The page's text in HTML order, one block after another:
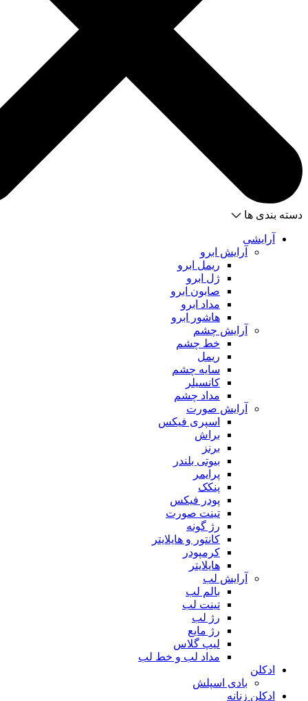
دسته بندی ها
آرایشی
آرایش ابرو
ریمل ابرو
ژل ابرو
صابون ابرو
مداد ابرو
هاشور ابرو
آرایش چشم
خط چشم
ریمل
سایه چشم
کانسیلر
مداد چشم
آرایش صورت
اسپری فیکس
براش
برنز
بیوتی بلندر
پرایمر
پنکک
پودر فیکس
تینت صورت
رژ گونه
کانتور و هایلایتر
کرمپودر
هایلایتر
آرایش لب
بالم لب
تینت لب
رژ لب
رژ مایع
لیپ گلاس
مداد لب و خط لب
ادکلن
بادی اسپلش
ادکلن زنانه